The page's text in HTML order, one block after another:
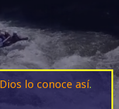
Dios lo conoce así.